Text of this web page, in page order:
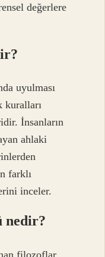
değerlere
uyulması
kuralları
İnsanların
ahlaki
farklı
inceler.
nedir?
filozoflar,